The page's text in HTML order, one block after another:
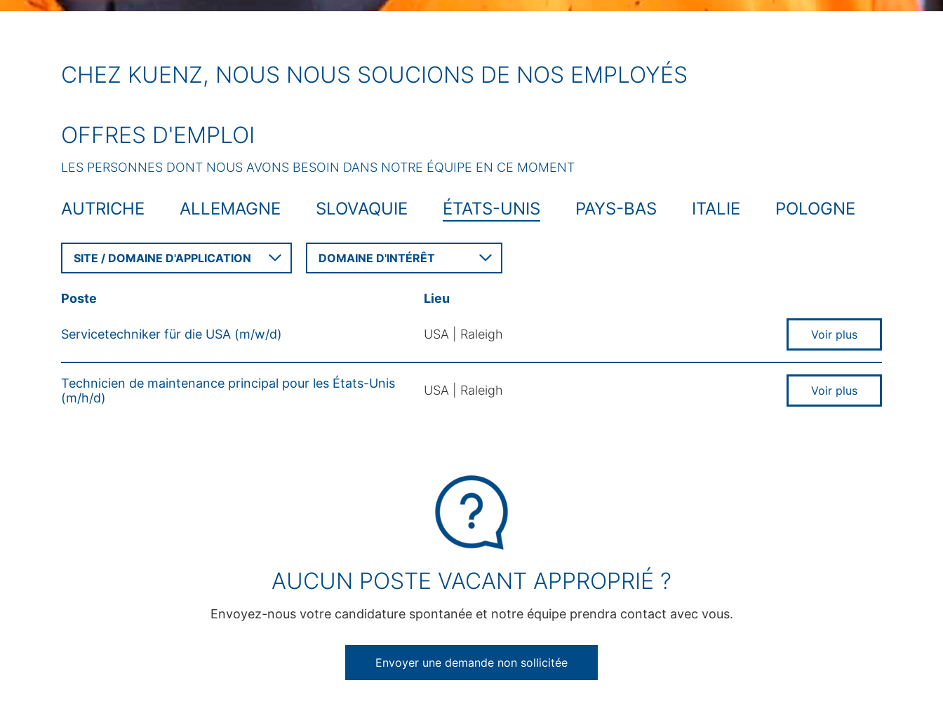
CHEZ KUENZ, NOUS NOUS SOUCIONS DE NOS EMPLOYÉS
OFFRES D'EMPLOI
LES PERSONNES DONT NOUS AVONS BESOIN DANS NOTRE ÉQUIPE EN CE MOMENT
AUTRICHE ALLEMAGNE SLOVAQUIE ÉTATS-UNIS PAYS-BAS ITALIE POLOGNE
SITE / DOMAINE D'APPLICATION DOMAINE D'INTÉRÊT
Poste Lieu
Servicetechniker für die USA (m/w/d) USA | Raleigh Voir plus
Technicien de maintenance principal pour les États-Unis
(m/h/d)
USA | Raleigh Voir plus
AUCUN POSTE VACANT APPROPRIÉ ?
Envoyez-nous votre candidature spontanée et notre équipe prendra contact avec vous.
Envoyer une demande non sollicitée